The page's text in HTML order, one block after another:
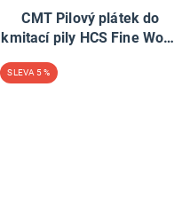
CMT Pilový plátek do
kmitací pily HCS Fine Wood
5 %